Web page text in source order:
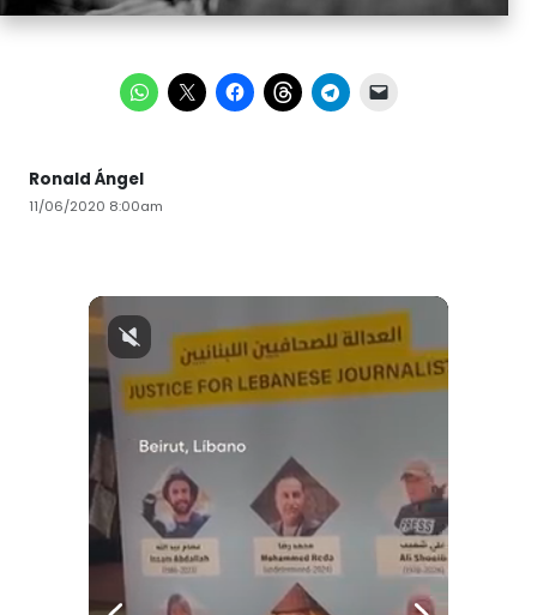
Ronald Ángel
11/06/2020 8:00am